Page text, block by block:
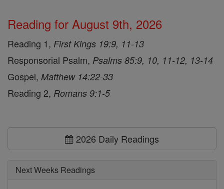
Reading for August 9th, 2026
Reading 1, First Kings 19:9, 11-13
Responsorial Psalm, Psalms 85:9, 10, 11-12, 13-14
Gospel, Matthew 14:22-33
Reading 2, Romans 9:1-5
2026 Daily Readings
Next Weeks Readings